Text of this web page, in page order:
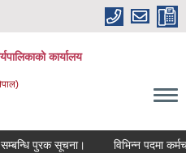
कार्यालय
पुरक सूचना। विभिन्न पदमा